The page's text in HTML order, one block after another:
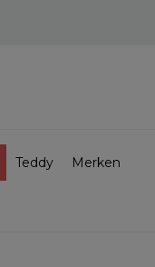
Teddy Merken